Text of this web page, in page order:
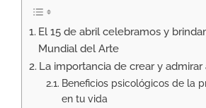
El 15 de abril celebramos y
Mundial del Arte
La importancia de crear y
Beneficios psicológicos de la
en tu vida